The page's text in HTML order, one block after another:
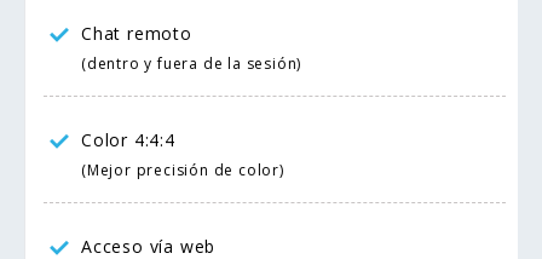
Chat remoto
(dentro y fuera de la sesión)
Color 4:4:4
(Mejor precisión de color)
Acceso vía web